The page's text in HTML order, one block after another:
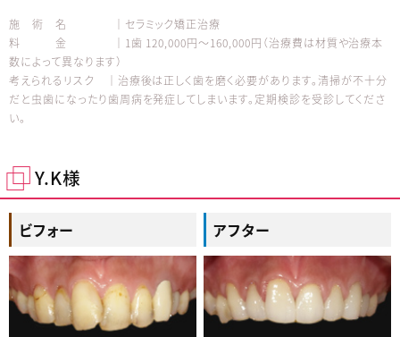
施 術 名 │セラミック矯正治療
料 金 │1歯 120,000円～160,000円（治療費は材質や治療本
数によって異なります）
考えられるリスク │治療後は正しく歯を磨く必要があります。清掃が不十分
だと虫歯になったり歯周病を発症してしまいます。定期検診を受診してくださ
い。
Y.K様
ビフォー アフター